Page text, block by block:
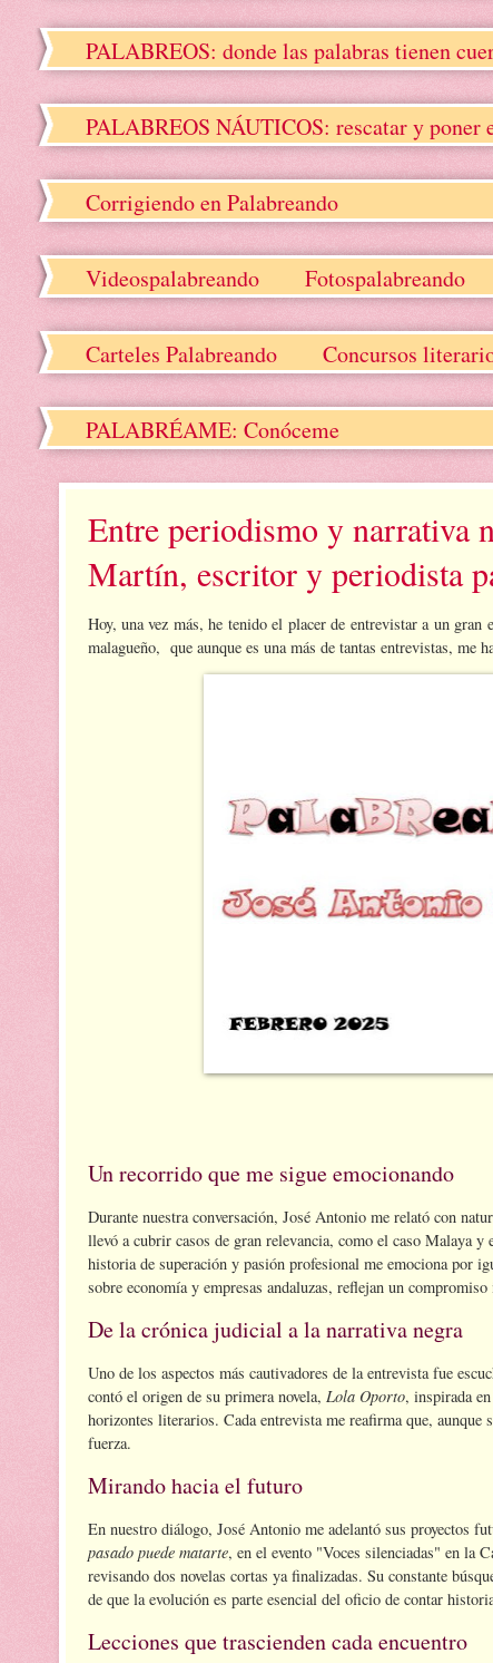
PALABREOS: donde las palabras tienen
PALABREOS NÁUTICOS: rescatar y poner
Corrigiendo en Palabreando
Videospalabreando Fotospalabreando
Carteles Palabreando Concursos
PALABRÉAME: Conóceme
Entre periodismo y narrativa
Martín, escritor y periodista
Hoy, una vez más, he tenido el placer de entrevistar a un gran
malagueño, que aunque es una más de tantas entrevistas, me
Un recorrido que me sigue emocionando
Durante nuestra conversación, José Antonio me relató con
llevó a cubrir casos de gran relevancia, como el caso Malaya
historia de superación y pasión profesional me emociona por
sobre economía y empresas andaluzas, reflejan un
De la crónica judicial a la narrativa negra
Uno de los aspectos más cautivadores de la entrevista fue
contó el origen de su primera novela, Lola Oporto, inspirada
horizontes literarios. Cada entrevista me reafirma que,
fuerza.
Mirando hacia el futuro
En nuestro diálogo, José Antonio me adelantó sus proyectos
pasado puede matarte, en el evento "Voces silenciadas" en la
revisando dos novelas cortas ya finalizadas. Su constante
de que la evolución es parte esencial del oficio de contar
Lecciones que trascienden cada encuentro